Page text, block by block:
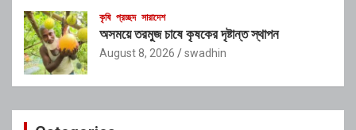
কৃষি প্রচ্ছদ সারাদেশ
অসময়ে তরমুজ চাষে কৃষকের দৃষ্টান্ত স্থাপন
August 8, 2026 swadhin